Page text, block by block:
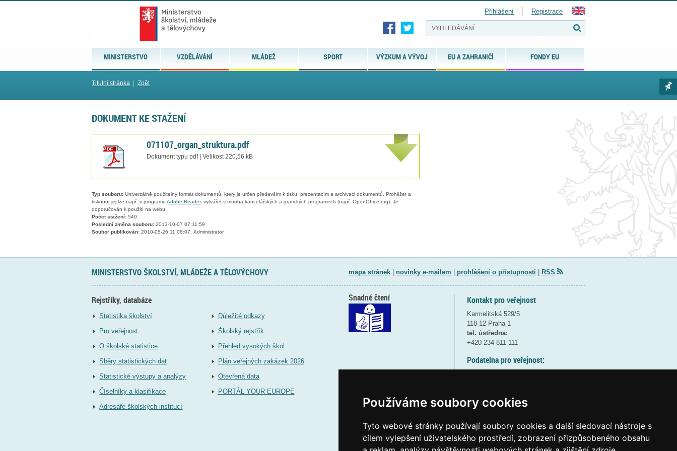
Používáme soubory cookies
Tyto webové stránky používají soubory cookies a další sledovací nástroje s
cílem vylepšení uživatelského prostředí, zobrazení přizpůsobeného obsahu
MINISTERSTVO VZDĚLÁVÁNÍ MLÁDEŽ SPORT VÝZKUM A VÝVOJ EU A ZAHRANIČÍ FONDY EU
Přihlášení Registrace
Titulní stránka Zpět
DOKUMENT KE STAŽENÍ
071107_organ_struktura.pdf
Dokument typu pdf | Velikost 220,56 kB
Typ souboru: Univerzálně použitelný formát dokumentů, který je určen především k tisku, prezentacím a archivaci dokumentů. Prohlížet a
tisknout jej lze např. v programu Adobe Reader, vytvářet v mnoha kancelářských a grafických programech (např. OpenOffice.org). Je
doporučován k použití na webu.
Počet stažení: 549
Poslední změna souboru: 2013-10-07 07:11:59
Soubor publikován: 2010-05-26 11:08:07, Administrator
MINISTERSTVO ŠKOLSTVÍ, MLÁDEŽE A TĚLOVÝCHOVY mapa stránek| novinky e-mailem prohlášení o přístupnosti RSS
Rejstříky, databáze
Statistika školství
Pro veřejnost
O školské statistice
Sběry statistických dat
Statistické výstupy a analýzy
Číselníky a klasifikace
Adresáře školských institucí
Důležité odkazy
Školský rejstřík
Přehled vysokých škol
Plán veřejných zakázek 2026
Otevřená data
PORTÁL YOUR EUROPE
Kontakt pro veřejnost
Karmelitská 529/5
118 12 Praha 1
tel. ústředna:
+420 234 811 111
Podatelna pro veřejnost:
(více informací
Elektronická podatelna:
Snadné čtení